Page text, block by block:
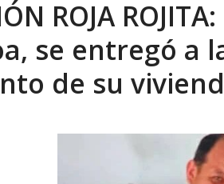
PROTEGES TU? Por: Miguel Ángel
ROJA
se entregó a
de su